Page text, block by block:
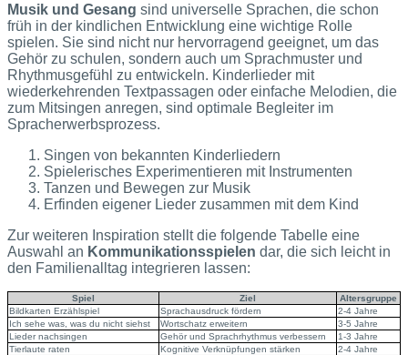
Musik und Gesang sind universelle Sprachen, die schon
früh in der kindlichen Entwicklung eine wichtige Rolle
spielen. Sie sind nicht nur hervorragend geeignet, um das
Gehör zu schulen, sondern auch um Sprachmuster und
Rhythmusgefühl zu entwickeln. Kinderlieder mit
wiederkehrenden Textpassagen oder einfache Melodien, die
zum Mitsingen anregen, sind optimale Begleiter im
Spracherwerbsprozess.
Singen von bekannten Kinderliedern
Spielerisches Experimentieren mit Instrumenten
Tanzen und Bewegen zur Musik
Erfinden eigener Lieder zusammen mit dem Kind
Zur weiteren Inspiration stellt die folgende Tabelle eine
Auswahl an Kommunikationsspielen dar, die sich leicht in
den Familienalltag integrieren lassen:
Spiel Ziel
Altersgruppe
Bildkarten Erzählspiel
Sprachausdruck fördern
2-4 Jahre
Ich sehe was, was du nicht siehst
Wortschatz erweitern
3-5 Jahre
Lieder nachsingen
Gehör und Sprachrhythmus verbessern
1-3 Jahre
Tierlaute raten
Kognitive Verknüpfungen stärken 2-4 Jahre